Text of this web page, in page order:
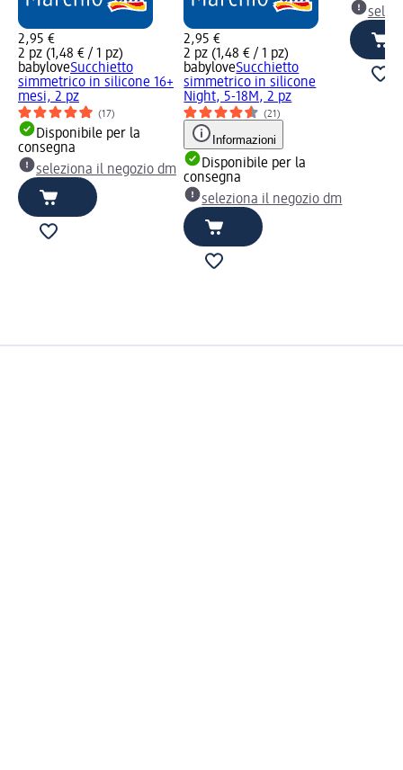
2,95 €
2 pz (1,48 € / 1 pz)
babyloveSucchietto
simmetrico in silicone 16+
mesi, 2 pz
(17)
Disponibile per la
consegna
seleziona il negozio dm
2,95 €
2 pz (1,48 € / 1 pz)
babyloveSucchietto
simmetrico in silicone
Night, 5-18M, 2 pz
(21)
Informazioni
Disponibile per la
consegna
seleziona il negozio dm